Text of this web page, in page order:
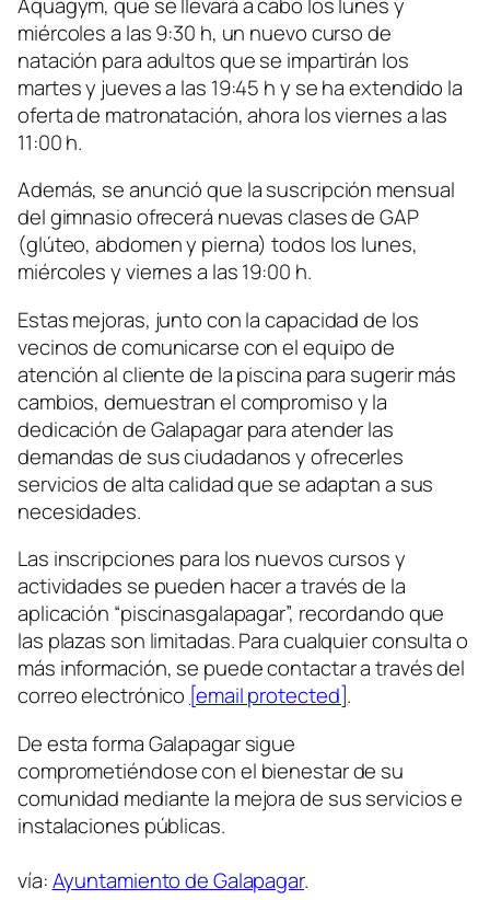
miércoles a las 9:30 h, un nuevo curso de
natación para adultos que se impartirán los
martes y jueves a las 19:45 h y se ha extendido la
oferta de matronatación, ahora los viernes a las
11:00 h.
Además, se anunció que la suscripción mensual
del gimnasio ofrecerá nuevas clases de GAP
(glúteo, abdomen y pierna) todos los lunes,
miércoles y viernes a las 19:00 h.
Estas mejoras, junto con la capacidad de los
vecinos de comunicarse con el equipo de
atención al cliente de la piscina para sugerir más
cambios, demuestran el compromiso y la
dedicación de Galapagar para atender las
demandas de sus ciudadanos y ofrecerles
servicios de alta calidad que se adaptan a sus
necesidades.
Las inscripciones para los nuevos cursos y
actividades se pueden hacer a través de la
aplicación “piscinasgalapagar”, recordando que
las plazas son limitadas. Para cualquier consulta o
más información, se puede contactar a través del
correo electrónico [email protected].
De esta forma Galapagar sigue
comprometiéndose con el bienestar de su
comunidad mediante la mejora de sus servicios e
instalaciones públicas.
vía:Ayuntamiento de Galapagar.